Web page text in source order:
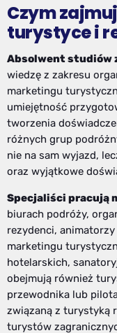
Czym
turystyce i
Absolwent studiów
wiedzę z zakresu
marketingu
umiejętność
tworzenia
różnych grup
nie na sam wyjazd,
oraz wyjątkowe
Specjaliści pracują
biurach podróży,
rezydenci,
marketingu
hotelarskich,
obejmują również
przewodnika lub
związaną z turystyką
turystów